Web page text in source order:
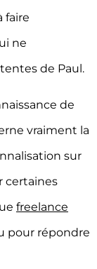
faire
ne
de Paul.
de
vraiment la
sur
certaines
freelance
pour répondre